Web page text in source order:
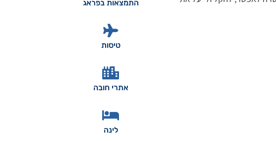
התמצאות בפראג
טיסות
אתרי חובה
לינה